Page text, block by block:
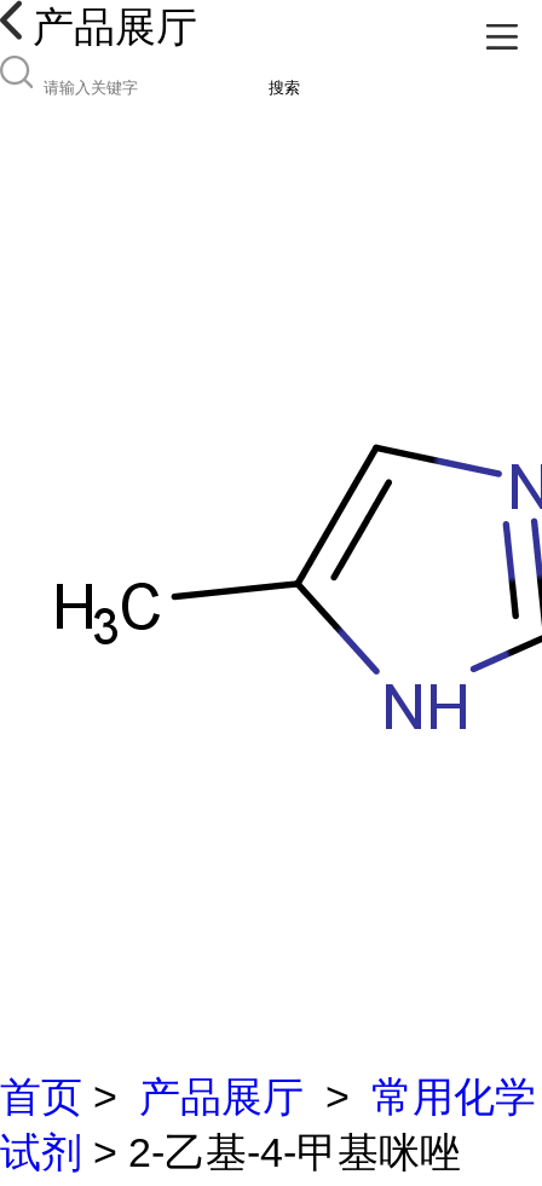
产品展厅
搜索
首页 > 产品展厅 > 常用化学
试剂 > 2-乙基-4-甲基咪唑